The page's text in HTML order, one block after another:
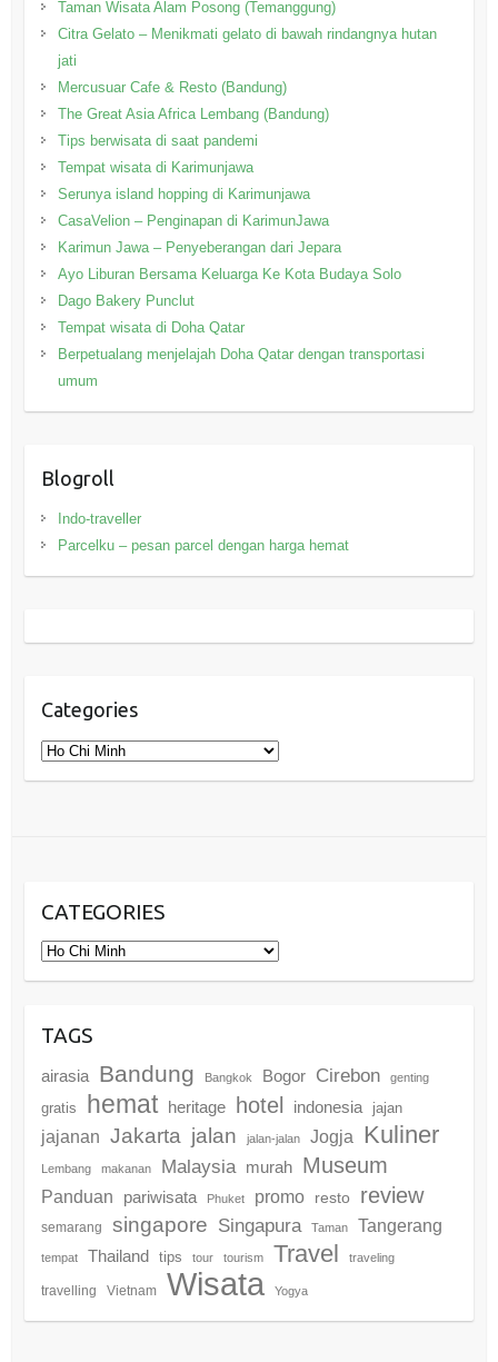
Taman Wisata Alam Posong (Temanggung)
Citra Gelato – Menikmati gelato di bawah rindangnya hutan
jati
Mercusuar Cafe & Resto (Bandung)
The Great Asia Africa Lembang (Bandung)
Tips berwisata di saat pandemi
Tempat wisata di Karimunjawa
Serunya island hopping di Karimunjawa
CasaVelion – Penginapan di KarimunJawa
Karimun Jawa – Penyeberangan dari Jepara
Ayo Liburan Bersama Keluarga Ke Kota Budaya Solo
Dago Bakery Punclut
Tempat wisata di Doha Qatar
Berpetualang menjelajah Doha Qatar dengan transportasi
umum
Blogroll
Indo-traveller
Parcelku – pesan parcel dengan harga hemat
Categories
Categories
CATEGORIES
Categories
TAGS
airasia Bandung Bangkok Bogor Cirebon genting
gratis hemat heritage hotel indonesia jajan
jajanan Jakarta jalan jalan-jalan Jogja Kuliner
Lembang makanan Malaysia murah Museum
Panduan pariwisata Phuket promo resto review
semarang singapore Singapura Taman Tangerang
tempat Thailand tips tour tourism Travel traveling
travelling Vietnam Wisata Yogya